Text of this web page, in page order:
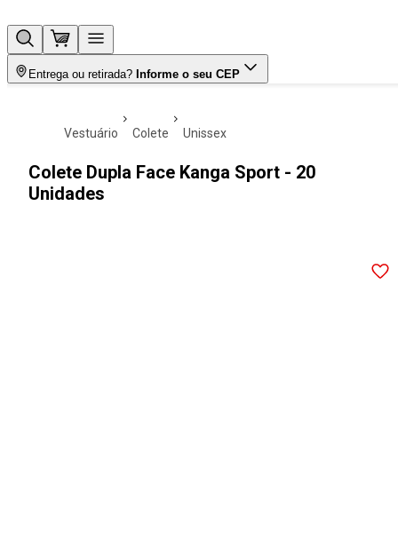
Entrega ou retirada? Informe o seu CEP
vestuário colete unissex
Colete Dupla Face Kanga Sport - 20
Unidades